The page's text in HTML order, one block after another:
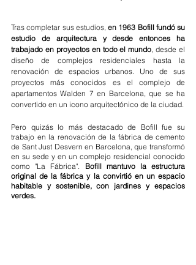
Tras completar sus estudios, en 1963 Bofill fundó su
estudio de arquitectura y desde entonces ha
trabajado en proyectos en todo el mundo , desde el
diseño de complejos residenciales hasta la
renovación de espacios urbanos. Uno de sus
proyectos más conocidos es el complejo de
apartamentos Walden 7 en Barcelona, que se ha
convertido en un icono arquitectónico de la ciudad.
Pero quizás lo más destacado de Bofill fue su
trabajo en la renovación de la fábrica de cemento
de Sant Just Desvern en Barcelona, que transformó
en su sede y en un complejo residencial conocido
como "La Fábrica". Bofill mantuvo la estructura
original de la fábrica y la convirtió en un espacio
habitable y sostenible, con jardines y espacios
verdes.